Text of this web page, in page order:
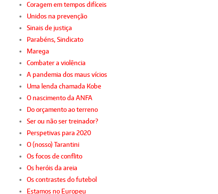
Coragem em tempos difíceis
Unidos na prevenção
Sinais de justiça
Parabéns, Sindicato
Marega
Combater a violência
A pandemia dos maus vícios
Uma lenda chamada Kobe
O nascimento da ANFA
Do orçamento ao terreno
Ser ou não ser treinador?
Perspetivas para 2020
O (nosso) Tarantini
Os focos de conflito
Os heróis da areia
Os contrastes do futebol
Estamos no Europeu